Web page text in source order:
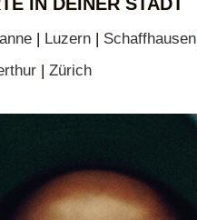
| Luzern | Schaffhausen
| Zürich